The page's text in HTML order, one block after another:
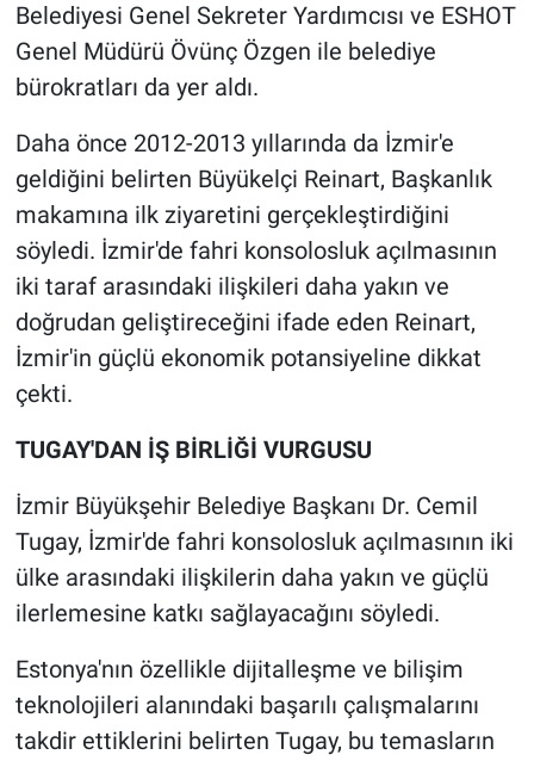
Belediyesi Genel Sekreter Yardımcısı ve ESHOT
Genel Müdürü Övünç Özgen ile belediye
bürokratları da yer aldı.
Daha önce 2012-2013 yıllarında da İzmir'e
geldiğini belirten Büyükelçi Reinart, Başkanlık
makamına ilk ziyaretini gerçekleştirdiğini
söyledi. İzmir'de fahri konsolosluk açılmasının
iki taraf arasındaki ilişkileri daha yakın ve
doğrudan geliştireceğini ifade eden Reinart,
İzmir'in güçlü ekonomik potansiyeline dikkat
çekti.
TUGAY'DAN İŞ BİRLİĞİ VURGUSU
İzmir Büyükşehir Belediye Başkanı Dr. Cemil
Tugay, İzmir'de fahri konsolosluk açılmasının iki
ülke arasındaki ilişkilerin daha yakın ve güçlü
ilerlemesine katkı sağlayacağını söyledi.
Estonya'nın özellikle dijitalleşme ve bilişim
teknolojileri alanındaki başarılı çalışmalarını
takdir ettiklerini belirten Tugay, bu temasların